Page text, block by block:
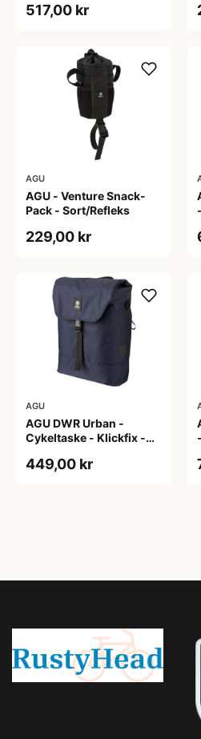
517,00 kr
AGU
AGU - Venture Snack-
Pack - Sort/Refleks
229,00 kr
AGU
AGU DWR Urban -
Cykeltaske - Klickfix -
449,00 kr